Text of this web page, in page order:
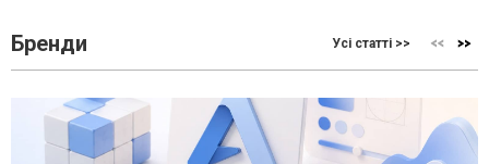
Бренди Усі статті >>